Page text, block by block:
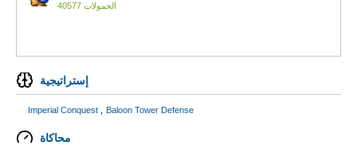
40577 الحمولات
إستراتيجية
Imperial Conquest Baloon Tower Defense
محاكاة